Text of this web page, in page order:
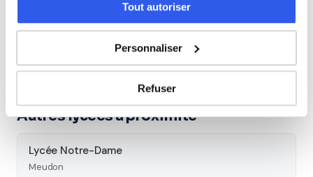
Tout autoriser
Personnaliser
Refuser
Tous les cours particuliers à Neuilly-
sur-Seine
Voir tous les cours à Neuilly-sur-Seine →
Autres lycées à proximité
Lycée Notre-Dame
Meudon